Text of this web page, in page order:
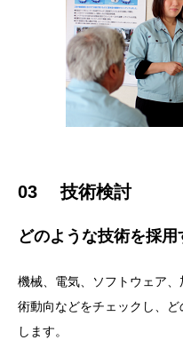
03 技術検討
どのような技術を採用
機械、電気、ソフトウェア
術動向などをチェックし、
します。